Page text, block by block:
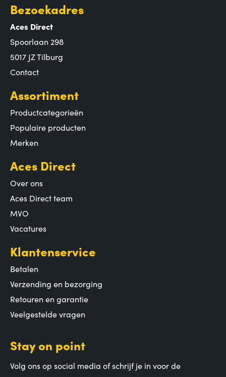
Bezoekadres
Aces Direct
Spoorlaan 298
5017 JZ Tilburg
Contact
Assortiment
Productcategorieën
Populaire producten
Merken
Aces Direct
Over ons
Aces Direct team
MVO
Vacatures
Klantenservice
Betalen
Verzending en bezorging
Retouren en garantie
Veelgestelde vragen
Stay on point
Volg ons op social media of schrijf je in voor de